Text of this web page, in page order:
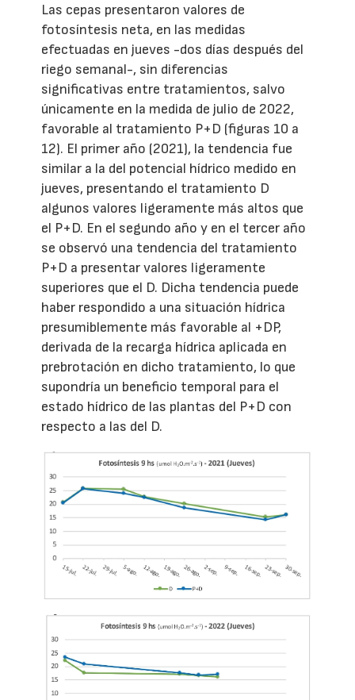
Las cepas presentaron valores de
fotosíntesis neta, en las medidas
efectuadas en jueves -dos días después del
riego semanal-, sin diferencias
significativas entre tratamientos, salvo
únicamente en la medida de julio de 2022,
favorable al tratamiento P+D (figuras 10 a
12). El primer año (2021), la tendencia fue
similar a la del potencial hídrico medido en
jueves, presentando el tratamiento D
algunos valores ligeramente más altos que
el P+D. En el segundo año y en el tercer año
se observó una tendencia del tratamiento
P+D a presentar valores ligeramente
superiores que el D. Dicha tendencia puede
haber respondido a una situación hídrica
presumiblemente más favorable al +DP,
derivada de la recarga hídrica aplicada en
prebrotación en dicho tratamiento, lo que
supondría un beneficio temporal para el
estado hídrico de las plantas del P+D con
respecto a las del D.